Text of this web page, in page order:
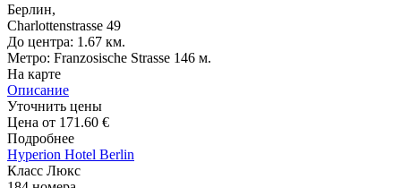
Берлин,
Charlottenstrasse 49
До центра: 1.67 км.
Метро: Franzosische Strasse 146 м.
На карте
Описание
Уточнить цены
Цена от 171.60 €
Подробнее
Hyperion Hotel Berlin
Класс Люкс